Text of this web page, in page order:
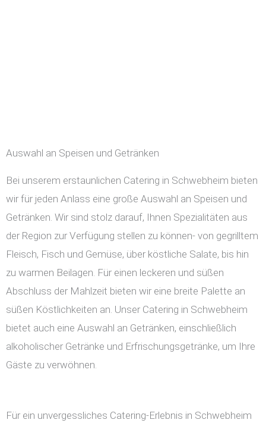
Auswahl an Speisen und Getränken
Bei unserem erstaunlichen Catering in Schwebheim bieten
wir für jeden Anlass eine große Auswahl an Speisen und
Getränken. Wir sind stolz darauf, Ihnen Spezialitäten aus
der Region zur Verfügung stellen zu können- von gegrilltem
Fleisch, Fisch und Gemüse, über köstliche Salate, bis hin
zu warmen Beilagen. Für einen leckeren und süßen
Abschluss der Mahlzeit bieten wir eine breite Palette an
süßen Köstlichkeiten an. Unser Catering in Schwebheim
bietet auch eine Auswahl an Getränken, einschließlich
alkoholischer Getränke und Erfrischungsgetränke, um Ihre
Gäste zu verwöhnen.
Für ein unvergessliches Catering-Erlebnis in Schwebheim